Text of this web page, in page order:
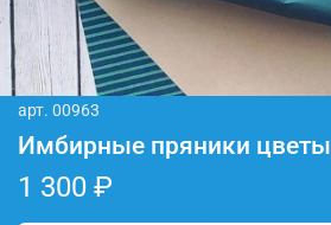
арт. 00963
Имбирные пряники цветы
1 300 ₽